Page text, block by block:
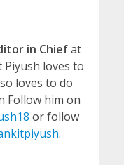
in Chiefat
loves to
loves to do
Follow him on
or follow
.